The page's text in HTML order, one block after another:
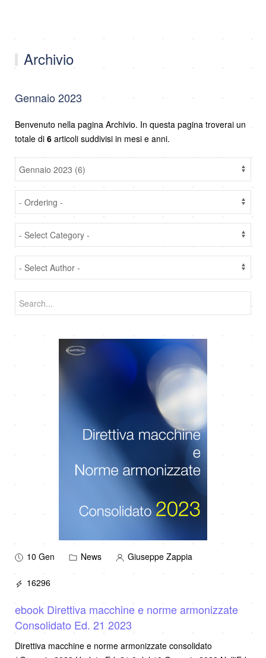
Archivio
Gennaio 2023
Benvenuto nella pagina Archivio. In questa pagina troverai un
totale di 6 articoli suddivisi in mesi e anni.
10 Gen News Giuseppe Zappia
16296
ebook Direttiva macchine e norme armonizzate
Consolidato Ed. 21 2023
Direttiva macchine e norme armonizzate consolidato